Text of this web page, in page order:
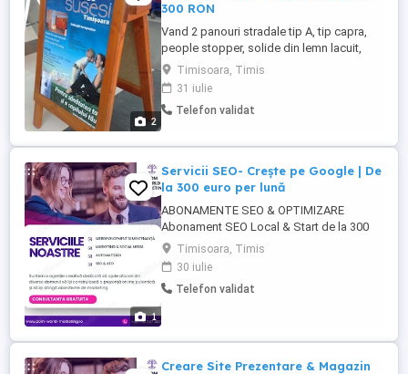
2
300 RON
Vand 2 panouri stradale tip A, tip capra,
people stopper, solide din lemn lacuit,
foarte solide. Panourile au pe lateral
buzunare pt depozitat flyere sau materiale
publicitare. Pret 300 RON bucata, sau 500
RON amandoua. Timisoara.
Timisoara, Timis
31 iulie
Telefon validat
1
Servicii SEO- Crește pe Google | De
la 300 euro per lună
ABONAMENTE SEO & OPTIMIZARE
Abonament SEO Local & Start de la 300
euro per lună Ideal pentru afaceri locale
(saloane, clinici, service-uri, avocați).
Include audit, optimizare Google Business
Profile (Google Maps), strategie on-page
Timisoara, Timis
30 iulie
Telefon validat
Creare Site Prezentare & Magazin